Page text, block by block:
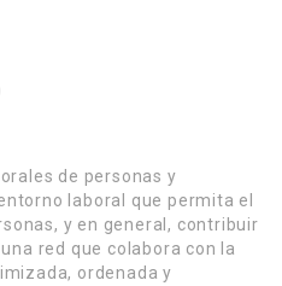
de personas y
laboral que permita el
y en general, contribuir
red que colabora con la
ordenada y